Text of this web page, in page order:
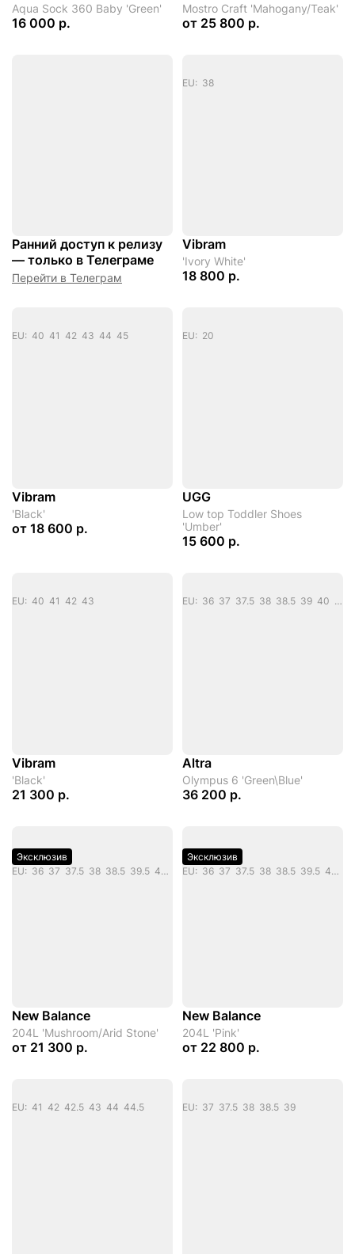
Aqua Sock 360 Baby 'Green'
16 000 р.
Mostro Craft 'Mahogany/Teak'
от 25 800 р.
Ранний доступ к релизу
— только в Телеграме
Перейти в Телеграм
EU: 38
Vibram
'Ivory White'
18 800 р.
EU: 40 41 42 43 44 45
Vibram
'Black'
от 18 600 р.
EU: 20
UGG
Low top Toddler Shoes
'Umber'
15 600 р.
EU: 40 41 42 43
Vibram
'Black'
21 300 р.
EU: 36 37 37.5 38 38.5 39 40 40.5
Altra
Olympus 6 'Green\Blue'
36 200 р.
Эксклюзив
EU: 36 37 37.5 38 38.5 39.5 40 40.5 41.5 42 42.5 43 44 44.5 45 46.5 47.5
New Balance
204L 'Mushroom/Arid Stone'
от 21 300 р.
Эксклюзив
EU: 36 37 37.5 38 38.5 39.5 40 40.5 41.5 42 42.5 43 44 45
New Balance
204L 'Pink'
от 22 800 р.
EU: 41 42 42.5 43 44 44.5 EU: 37 37.5 38 38.5 39